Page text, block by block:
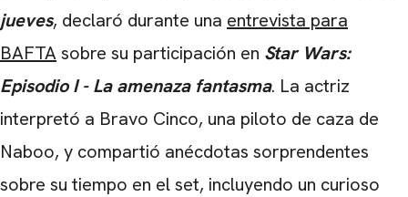
jueves, declaró durante una entrevista para
BAFTAsobre su participación en Star Wars:
Episodio I - La amenaza fantasma. La actriz
interpretó a Bravo Cinco, una piloto de caza de
Naboo, y compartió anécdotas sorprendentes
sobre su tiempo en el set, incluyendo un curioso